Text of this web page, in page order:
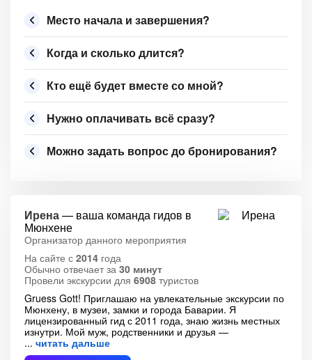
Место начала и завершения?
Когда и сколько длится?
Кто ещё будет вместе со мной?
Нужно оплачивать всё сразу?
Можно задать вопрос до бронирования?
Ирена— ваша команда гидов в
Мюнхене
Организатор данного мероприятия
На сайте с 2014 года
Обычно отвечает за 30 минут
Провели экскурсии для 6908 туристов
Gruess Gott! Приглашаю на увлекательные экскурсии по
Мюнхену, в музеи, замки и города Баварии. Я
лицензированный гид с 2011 года, знаю жизнь местных
изнутри. Мой муж, родственники и друзья —
читать дальше